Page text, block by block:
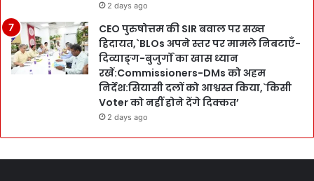
2 days ago
CEO पुरुषोत्तम की SIR बवाल पर सख्त
हिदायत,`BLOs अपने स्तर पर मामले निबटाएँ-
दिव्याङ्ग-बुजुर्गों का खास ध्यान
रखें:Commissioners-DMs को अहम
निर्देश:सियासी दलों को आश्वस्त किया,`किसी
Voter को नहीं होने देंगे दिक्कत’
2 days ago